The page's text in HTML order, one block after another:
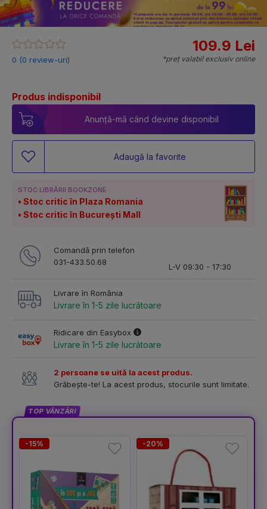
0 (0 review-uri)
109.9 Lei
*preț valabil exclusiv online
Produs indisponibil
Anunță-mă când devine disponibil
Adaugă la favorite
STOC LIBRĂRII BOOKZONE
Stoc critic în Plaza Romania
Stoc critic în București Mall
Comandă prin telefon
031-433.50.68
L-V 09:30 - 17:30
Livrare în România
Livrare în 1-5 zile lucrătoare
Ridicare din Easybox
Livrare în 1-5 zile lucrătoare
2 persoane se uită la acest produs.
Grăbește-te! La acest produs, stocurile sunt limitate.
TOP VÂNZĂRI
-15% -20%